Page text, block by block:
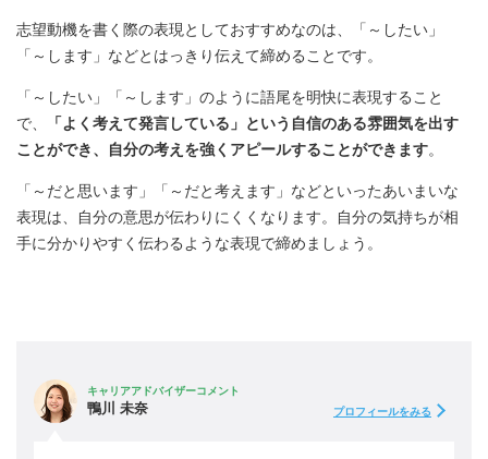
志望動機を書く際の表現としておすすめなのは、「～したい」
「～します」などとはっきり伝えて締めることです。
「～したい」「～します」のように語尾を明快に表現すること
で、
「よく考えて発言している」という自信のある雰囲気を出す
ことができ、自分の考えを強くアピールすることができます。
「～だと思います」「～だと考えます」などといったあいまいな
表現は、自分の意思が伝わりにくくなります。自分の気持ちが相
手に分かりやすく伝わるような表現で締めましょう。
キャリアアドバイザーコメント
鴨川 未奈 プロフィールをみる